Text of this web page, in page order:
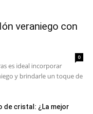
veraniego con
0
es ideal incorporar
y brindarle un toque de
de cristal: ¿La mejor